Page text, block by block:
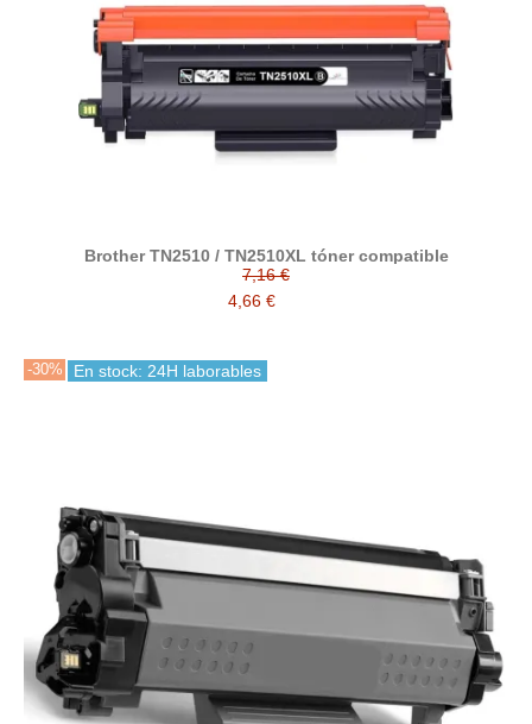
Brother TN2510 / TN2510XL tóner compatible
7,16 €
4,66 €
-30% En stock: 24H laborables